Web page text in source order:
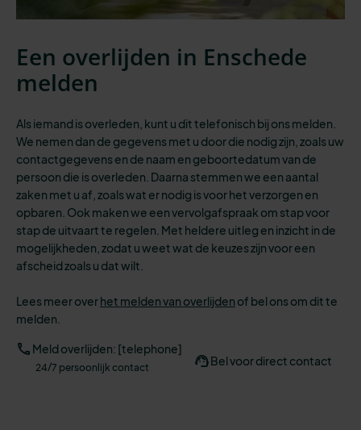
Een overlijden in Enschede
melden
Als iemand is overleden, kunt u dit telefonisch bij ons melden.
We nemen dan de gegevens met u door die nodig zijn, zoals uw
contactgegevens en de naam en geboortedatum van de
persoon die is overleden. Daarna stemmen we een aantal
zaken met u af, zoals wat er nodig is voor het verzorgen en
opbaren. Ook maken we een vervolgafspraak om stap voor
stap de uitvaart te regelen. Met heldere uitleg en inzicht in de
mogelijkheden, zodat u weet wat de keuzes zijn voor een
afscheid zoals u dat wilt.
Lees meer overhet melden van overlijden of bel ons om dit te
melden.
Meld overlijden: [telephone]
24/7 persoonlijk contact Bel voor direct contact